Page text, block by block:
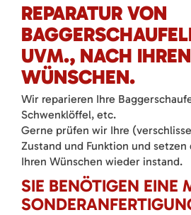
REPARATUR VON
UVM., NACH IHREN
WÜNSCHEN.
Wir reparieren Ihre
Schwenklöffel, etc.
Gerne prüfen wir Ihre
Zustand und Funktion und setzen
Ihren Wünschen wieder instand.
SIE BENÖTIGEN EINE